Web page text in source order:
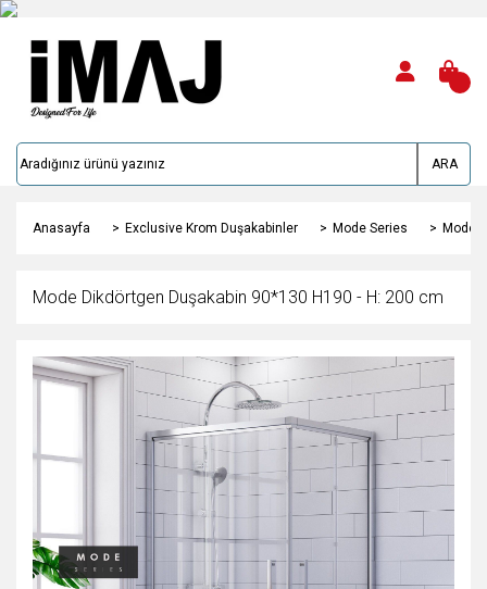
ARA
Anasayfa Exclusive Krom Duşakabinler Mode Series Mode
Mode Dikdörtgen Duşakabin 90*130 H190 - H: 200 cm